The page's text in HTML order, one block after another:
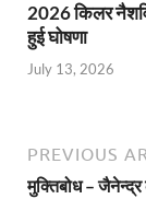
2026 किलर
हुई घोषणा
July 13, 2026
PREVIOUS
मुक्तिबोध – जैनेन्द्र